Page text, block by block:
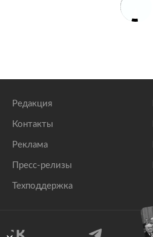
Редакция
Контакты
Реклама
Пресс-релизы
Техподдержка